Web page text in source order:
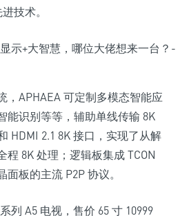
技术。
，APHAEA 可定制多模态智能应
能识别等等，辅助单线传输 8K
HDMI 2.1 8K 接口，实现了从解
8K 处理；逻辑板集成 TCON
板的主流 P2P 协议。
列 A5 电视，售价 65 寸 10999